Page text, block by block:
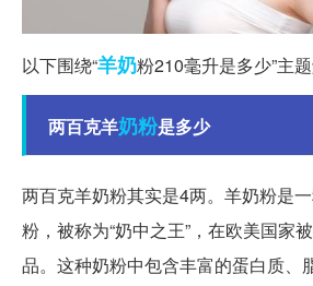
以下围绕“羊奶粉210毫升是多少”主
两百克羊奶粉是多少
两百克羊奶粉其实是4两。羊奶粉是
粉，被称为“奶中之王”，在欧美国家
品。这种奶粉中包含丰富的蛋白质、